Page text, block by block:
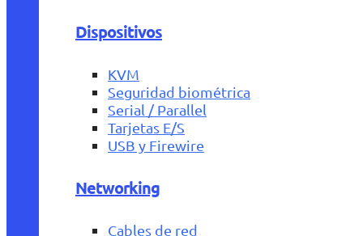
Dispositivos
KVM
Seguridad biométrica
Serial / Parallel
Tarjetas E/S
USB y Firewire
Networking
Cables de red